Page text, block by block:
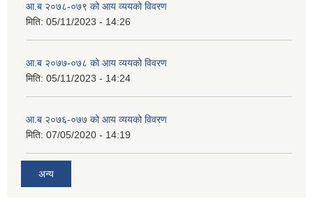
आ.ब २०७८-०७९ को आय व्ययको विवरण
मिति: 05/11/2023 - 14:26
आ.ब २०७७-०७८ को आय व्ययको विवरण
मिति: 05/11/2023 - 14:24
आ.ब २०७६-०७७ को आय व्ययको विवरण
मिति: 07/05/2020 - 14:19
अन्य